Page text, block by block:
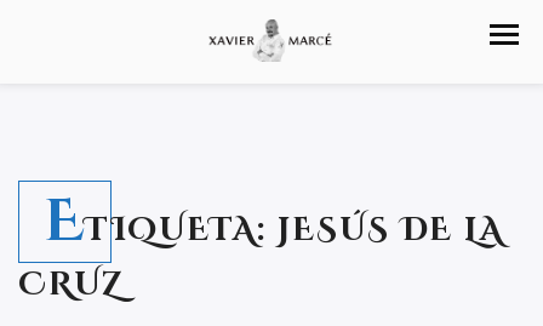
ETIQUETA: JESÚS DE LA
CRUZ